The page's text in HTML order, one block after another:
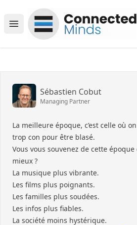
Open main menu
Connected Minds
Sébastien Cobut
Managing Partner
La meilleure époque, c’est celle où
trop con pour être blasé.
Vous vous souvenez de cette
mieux ?
La musique plus vibrante.
Les films plus poignants.
Les familles plus soudées.
Les infos plus fiables.
La société moins hystérique.